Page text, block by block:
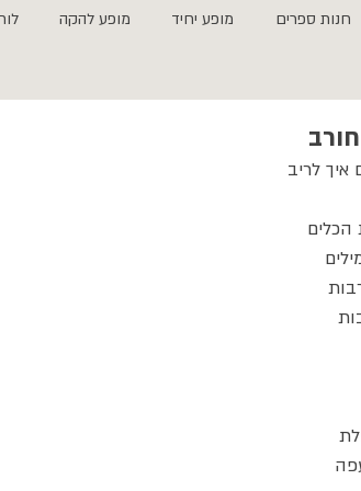
חנות ספרים מופע יחיד מופע להקה
איך לריב